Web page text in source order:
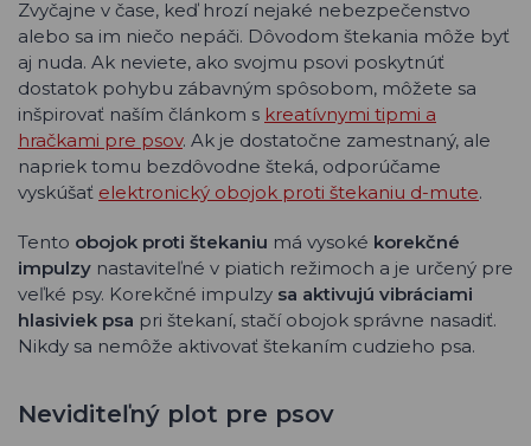
Zvyčajne v čase, keď hrozí nejaké nebezpečenstvo
alebo sa im niečo nepáči. Dôvodom štekania môže byť
aj nuda. Ak neviete, ako svojmu psovi poskytnúť
dostatok pohybu zábavným spôsobom, môžete sa
inšpirovať naším článkom s kreatívnymi tipmi a
hračkami pre psov. Ak je dostatočne zamestnaný, ale
napriek tomu bezdôvodne šteká, odporúčame
vyskúšať elektronický obojok proti štekaniu d-mute.
Tento obojok proti štekaniu má vysoké korekčné
impulzy nastaviteľné v piatich režimoch a je určený pre
veľké psy. Korekčné impulzy sa aktivujú vibráciami
hlasiviek psa pri štekaní, stačí obojok správne nasadiť.
Nikdy sa nemôže aktivovať štekaním cudzieho psa.
Neviditeľný plot pre psov